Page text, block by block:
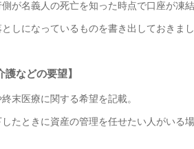
が名義人の死亡を知った時点で口座が凍結
しになっているものを書き出しておきまし
護などの要望】
末医療に関する希望を記載。
たときに資産の管理を任せたい人がいる